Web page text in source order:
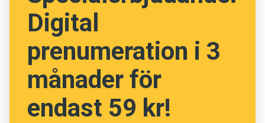
Parkvall. Det blir en intressant diskussion om
språkets ursprung och evolution. Lyssna gärna!
Anders
Illustration: Istockphoto
Digital
prenumeration i 3
månader för
endast 59 kr!